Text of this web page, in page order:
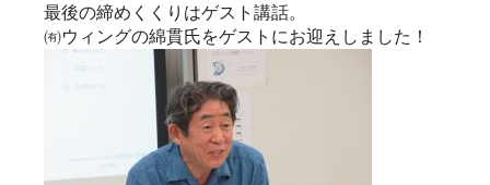
最後の締めくくりはゲスト講話。
㈲ウィングの綿貫氏をゲストにお迎えしました！